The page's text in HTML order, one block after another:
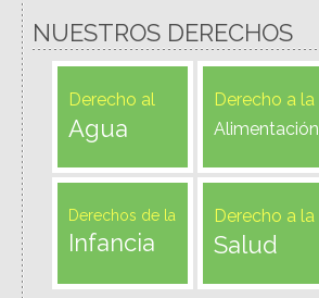
NUESTROS DERECHOS
Derecho al
Agua
Derecho a la
Alimentación
Derechos de la
Infancia
Derecho a la
Salud